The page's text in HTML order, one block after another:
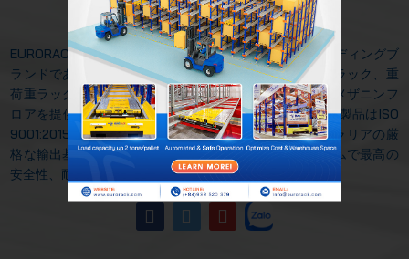
EURORACKメカニカルJSC
EURORACKは、倉庫用ストレージソリューションのリーディングブ
ランドであり、自動ラック、シャトルラック、モバイルラック、重
荷重ラック、中荷重ラック、スチールパレット、産業用メザニンフ
ロアを提供しています。14年以上の経験を持ち、当社の製品はISO
9001:2015基準を満たし、米国、ヨーロッパ、オーストラリアの厳
格な輸出基準に準拠しており、提供するすべてのシステムで最高の
安全性、耐久性、保管効率を保証します。